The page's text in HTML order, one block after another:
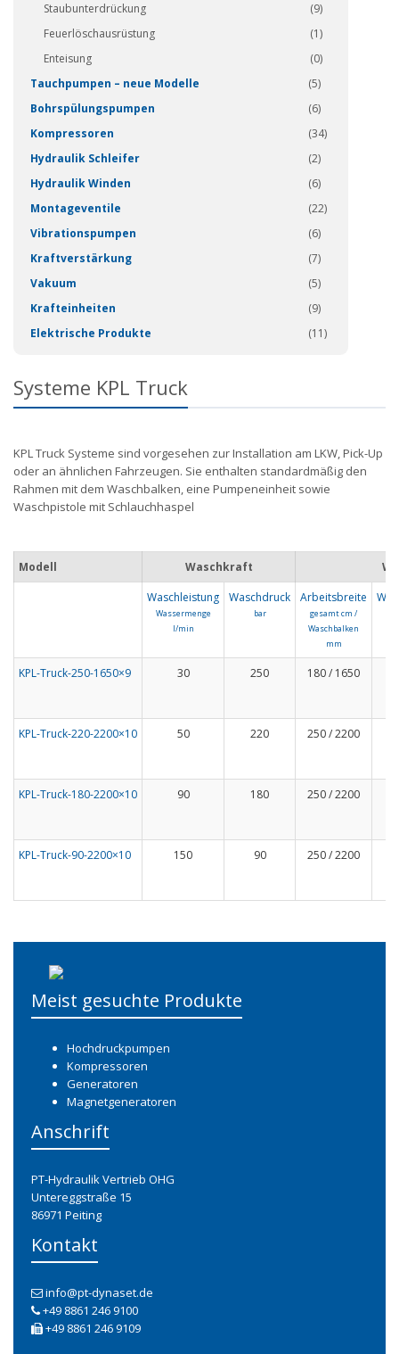
Staubunterdrückung
(9)
Feuerlöschausrüstung
(1)
Enteisung
(0)
Tauchpumpen – neue Modelle
(5)
Bohrspülungspumpen
(6)
Kompressoren
(34)
Hydraulik Schleifer
(2)
Hydraulik Winden
(6)
Montageventile
(22)
Vibrationspumpen
(6)
Kraftverstärkung
(7)
Vakuum
(5)
Krafteinheiten
(9)
Elektrische Produkte
(11)
Systeme KPL Truck
KPL Truck Systeme sind vorgesehen zur Installation am LKW, Pick-Up
oder an ähnlichen Fahrzeugen. Sie enthalten standardmäßig den
Rahmen mit dem Waschbalken, eine Pumpeneinheit sowie
Waschpistole mit Schlauchhaspel
Modell Waschkraft
Waschleistung
Wassermenge
l/min
Waschdruck
bar
Arbeitsbreite
gesamt cm /
Waschbalken
mm
KPL-Truck-250-1650×9 30 250 180 / 1650
KPL-Truck-220-2200×10 50 220 250 / 2200
KPL-Truck-180-2200×10 90 180 250 / 2200
KPL-Truck-90-2200×10 150 90 250 / 2200
Meist gesuchte Produkte
Hochdruckpumpen
Kompressoren
Generatoren
Magnetgeneratoren
Anschrift
PT-Hydraulik Vertrieb OHG
Untereggstraße 15
86971 Peiting
Kontakt
info@pt-dynaset.de
+49 8861 246 9100
+49 8861 246 9109